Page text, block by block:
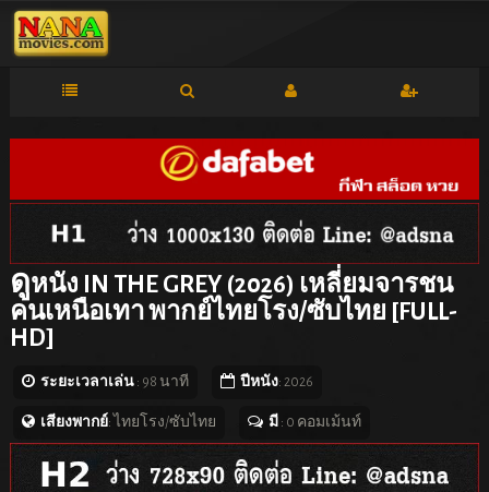
ดูหนัง IN THE GREY (2026) เหลี่ยมจารชน
คนเหนือเทา พากย์ไทยโรง/ซับไทย [FULL-
HD]
ระยะเวลาเล่น: 98 นาที ปีหนัง: 2026
เสียงพากย์: ไทยโรง/ซับไทย มี : 0 คอมเม้นท์